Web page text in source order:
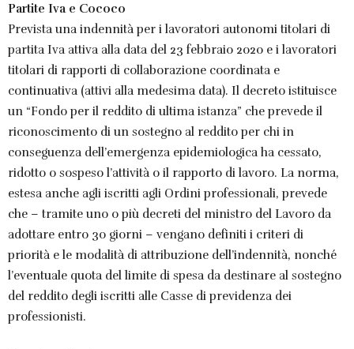
Partite Iva e Cococo
Prevista una indennità per i lavoratori autonomi titolari di
partita Iva attiva alla data del 23 febbraio 2020 e i lavoratori
titolari di rapporti di collaborazione coordinata e
continuativa (attivi alla medesima data). Il decreto istituisce
un “Fondo per il reddito di ultima istanza” che prevede il
riconoscimento di un sostegno al reddito per chi in
conseguenza dell’emergenza epidemiologica ha cessato,
ridotto o sospeso l’attività o il rapporto di lavoro. La norma,
estesa anche agli iscritti agli Ordini professionali, prevede
che – tramite uno o più decreti del ministro del Lavoro da
adottare entro 30 giorni – vengano definiti i criteri di
priorità e le modalità di attribuzione dell’indennità, nonché
l’eventuale quota del limite di spesa da destinare al sostegno
del reddito degli iscritti alle Casse di previdenza dei
professionisti.